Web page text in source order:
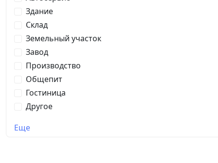
Здание
Склад
Земельный участок
Завод
Производство
Общепит
Гостиница
Другое
Еще